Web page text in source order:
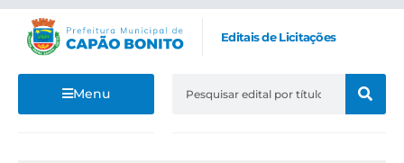
Editais de Licitações
Menu